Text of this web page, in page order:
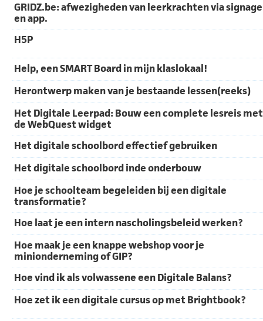
GRIDZ.be: afwezigheden van leerkrachten via signage
en app.
H5P
Help, een SMART Board in mijn klaslokaal!
Herontwerp maken van je bestaande lessen(reeks)
Het Digitale Leerpad: Bouw een complete lesreis met
de WebQuest widget
Het digitale schoolbord effectief gebruiken
Het digitale schoolbord inde onderbouw
Hoe je schoolteam begeleiden bij een digitale
transformatie?
Hoe laat je een intern nascholingsbeleid werken?
Hoe maak je een knappe webshop voor je
minionderneming of GIP?
Hoe vind ik als volwassene een Digitale Balans?
Hoe zet ik een digitale cursus op met Brightbook?